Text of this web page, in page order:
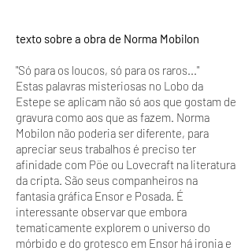
texto sobre a obra de Norma Mobilon
"Só para os loucos, só para os raros..."
Estas palavras misteriosas no Lobo da
Estepe se aplicam não só aos que gostam de
gravura como aos que as fazem. Norma
Mobilon não poderia ser diferente, para
apreciar seus trabalhos é preciso ter
afinidade com Pöe ou Lovecraft na literatura
da cripta. São seus companheiros na
fantasia gráfica Ensor e Posada. É
interessante observar que embora
tematicamente explorem o universo do
mórbido e do grotesco em Ensor há ironia e